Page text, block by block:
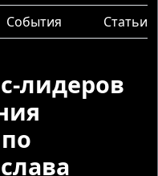
События Статьи
лидеров